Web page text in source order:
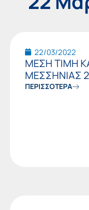
22/03/2022
ΜΕΣΗ ΤΙΜΗ
ΜΕΣΣΗΝΙΑΣ
ΠΕΡΙΣΣΟΤΕΡΑ